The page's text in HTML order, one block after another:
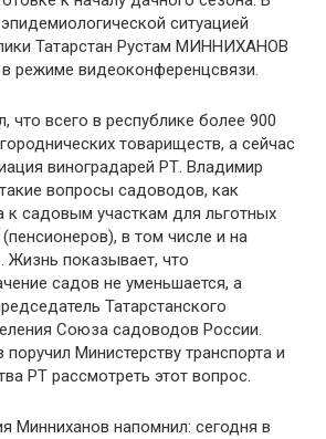
ситуацией
Татарстан Рустам МИННИХАНОВ
режиме видеоконференцсвязи.
что всего в республике более 900
товариществ, а сейчас
виноградарей РТ. Владимир
вопросы садоводов, как
к садовым участкам для льготных
в том числе и на
Жизнь показывает, что
садов не уменьшается, а
Татарстанского
Союза садоводов России.
Министерству транспорта и
РТ рассмотреть этот вопрос.
Минниханов напомнил: сегодня в